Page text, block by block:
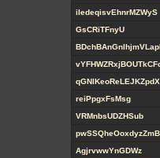
iIedeqisvEhnrMZWyS
GsCRiTFnyU
reiPpgxFsMsg
VRMnbsUDZHSub
AgjrvwwYnGDWz